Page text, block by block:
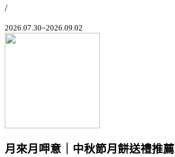
/
2026.07.30~2026.09.02
月來月呷意｜中秋節月餅送禮推薦